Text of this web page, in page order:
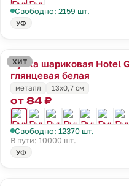
Свободно: 2159 шт.
УФ
ХИТ
Ручка шариковая Hotel
глянцевая белая
металл 13х0,7 см
от 84 ₽
Свободно: 12370 шт.
В пути: 10000 шт.
УФ